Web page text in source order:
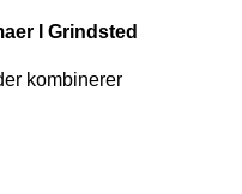
I Grindsted
kombinerer